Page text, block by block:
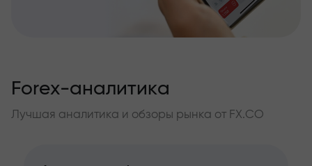
Forex-аналитика
Лучшая аналитика и обзоры рынка от FX.CO